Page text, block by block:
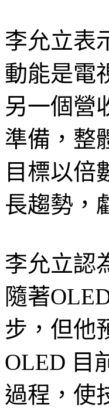
李允立表
動能是電
另一個營
準備，整
目標以倍
長趨勢，
李允立認
隨著
步，但他
OLED 目
過程，使